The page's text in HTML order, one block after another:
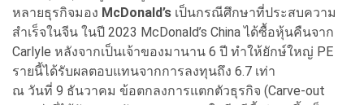
หลายธุรกิจมอง McDonald’s เป็นกรณีศึกษาที่ประสบความ
สำเร็จในจีน ในปี 2023 McDonald’s China ได้ซื้อหุ้นคืนจาก
Carlyle หลังจากเป็นเจ้าของมานาน 6 ปี ทำให้ยักษ์ใหญ่ PE
รายนี้ได้รับผลตอบแทนจากการลงทุนถึง 6.7 เท่า
ณ วันที่ 9 ธันวาคม ข้อตกลงการแตกตัวธุรกิจ (Carve-out